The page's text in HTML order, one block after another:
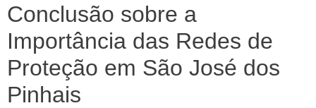
Conclusão sobre a
Importância das Redes de
Proteção em São José dos
Pinhais